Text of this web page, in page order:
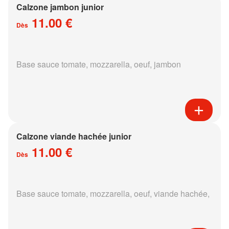
Calzone jambon junior
Dès 11.00 €
Base sauce tomate, mozzarella, oeuf, jambon
Calzone viande hachée junior
Dès 11.00 €
Base sauce tomate, mozzarella, oeuf, viande hachée,